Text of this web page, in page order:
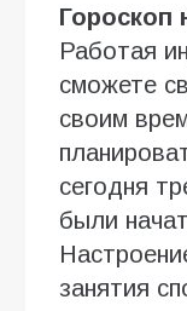
Гороскоп
Работая
сможете
своим
сегодня
были
занятия